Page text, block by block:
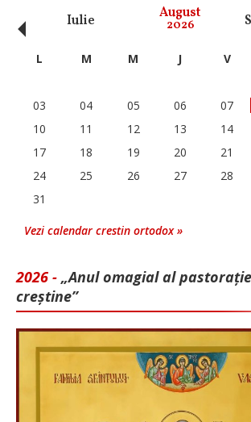
Iulie August
2026
‹ L M M J V
03
04 05 06 07
10
11 12 13 14
17
18 19 20 21
24
25 26 27 28
31
Vezi calendar crestin ortodox »
2026 - „Anul omagial al
creștine”